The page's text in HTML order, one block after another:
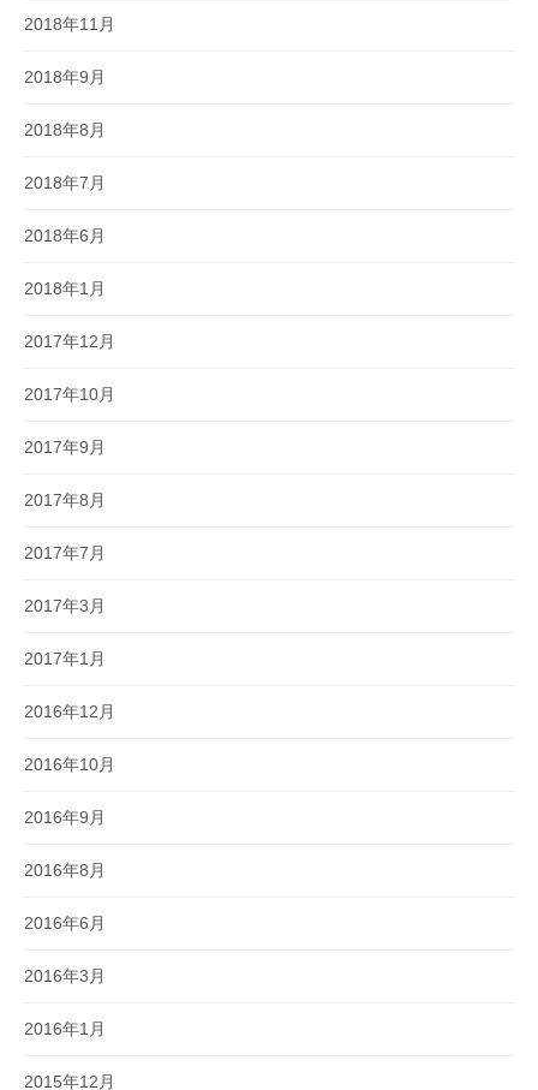
2018年11月
2018年9月
2018年8月
2018年7月
2018年6月
2018年1月
2017年12月
2017年10月
2017年9月
2017年8月
2017年7月
2017年3月
2017年1月
2016年12月
2016年10月
2016年9月
2016年8月
2016年6月
2016年3月
2016年1月
2015年12月